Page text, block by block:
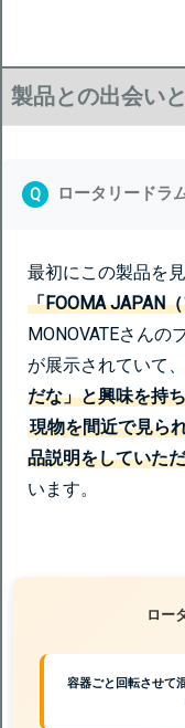
製品との出会い
Q ロータリードラ
最初にこの製品を見
「FOOMA JAPAN
MONOVATEさん
が展示されていて、
だな」と興味を持
現物を間近で見ら
品説明をしていた
います。
ロー
容器ごと回転させて